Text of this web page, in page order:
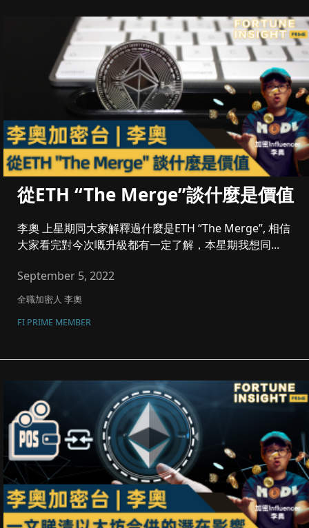
從ETH “The Merge”談什麼是價值
李奧 上星期同大家解釋過什麼是ETH “The Merge”, 相信
大家看完對今次嘅升級都有一定了解，本星期我想同...
September 5, 2022
全職加密人 李奧
FI PRIME MEMBER